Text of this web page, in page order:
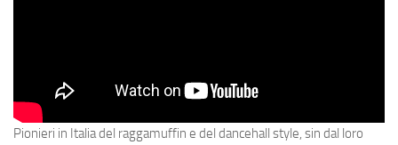
Pionieri in Italia del raggamuffin e del dancehall style, sin dal loro